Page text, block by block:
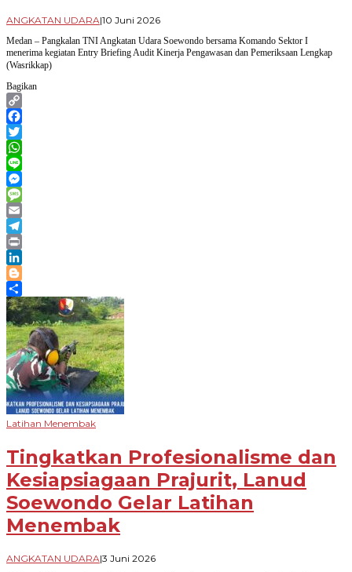
ANGKATAN UDARA|10 Juni 2026oleh
Harhara
Medan – Pangkalan TNI Angkatan Udara Soewondo bersama Komando Sektor I
menerima kegiatan Entry Briefing Audit Kinerja Pengawasan dan Pemeriksaan Lengkap
(Wasrikkap)
Bagikan
Copy
Link
Facebook
Twitter
WhatsApp
Line
Messenger
Message
Email
Telegram
Print
LinkedIn
Blogger
Share
Latihan Menembak
Tingkatkan Profesionalisme dan
Kesiapsiagaan Prajurit, Lanud
Soewondo Gelar Latihan
Menembak
ANGKATAN UDARA|3 Juni 2026oleh